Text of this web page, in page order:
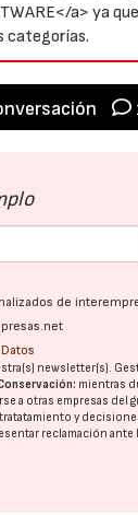
a> ya
categorías.
de
newsletter(s).
mientras
a otras empresas del
y
reclamación ante